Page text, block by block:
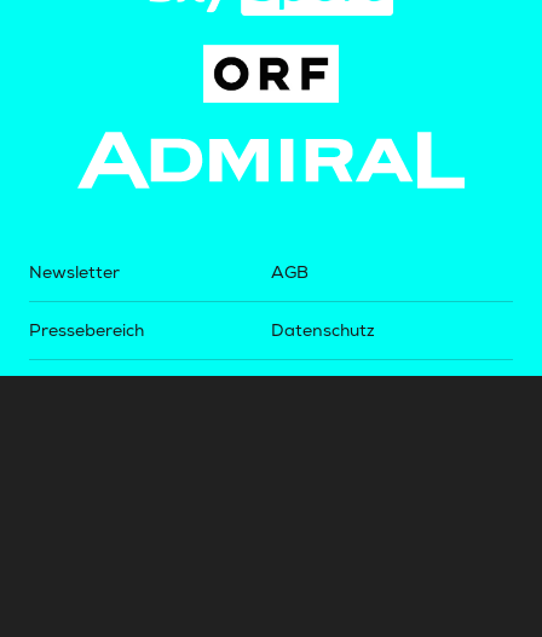
Newsletter
Pressebereich
AGB
Datenschutz